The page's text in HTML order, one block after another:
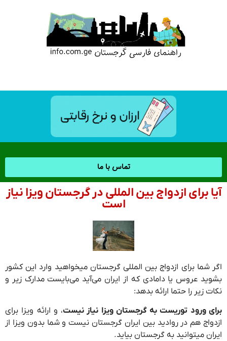
تماس با ما
آیا برای ازدواج بین المللی در گرجستان ویزا نیاز
است
اگر شما برای ازدواج بین المللی گرجستان میخواهید وارد این کشور
بشوید عروس یا دامادی که از ایران می‌آید می‌بایست مدارک زیر و
نکات زیر را حتما ارائه بدهد:
برای ورود توریست به گرجستان ویزا نیاز نیست، و ارائه ویزا برای
ازدواج هم در روادید بین ایران گرجستان نیست و شما بدون ویزا از
ایران میتوانید به گرجستان بیاید.